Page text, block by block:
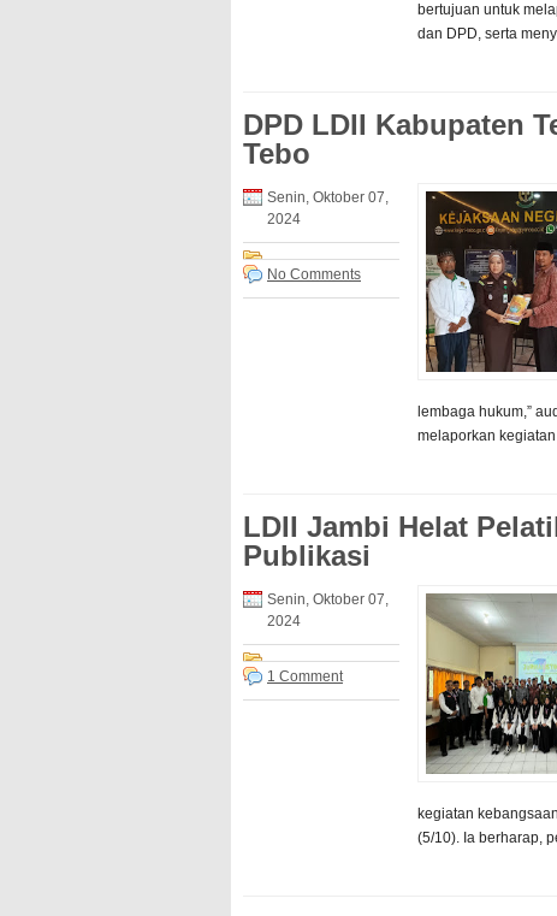
bertujuan untuk
dan DPD, serta
DPD LDII Kabupaten
Tebo
Senin, Oktober 07,
2024
No Comments
lembaga hukum,”
melaporkan
LDII Jambi Helat
Publikasi
Senin, Oktober 07,
2024
1 Comment
kegiatan
(5/10). Ia berharap,